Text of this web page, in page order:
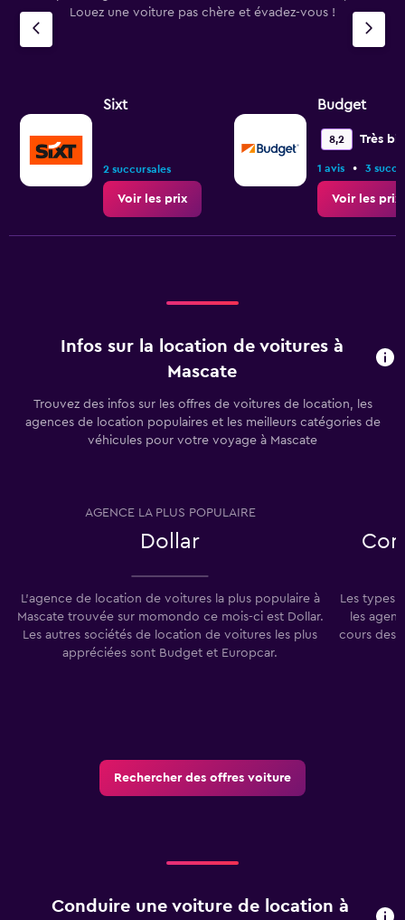
Louez une voiture pas chère et évadez-vous !
Sixt
2 succursales
Voir les prix
Budget
8,2 Très
1 avis • 3
Voir les prix
Infos sur la location de voitures à
Mascate
Trouvez des infos sur les offres de voitures de location, les
agences de location populaires et les meilleurs catégories de
véhicules pour votre voyage à Mascate
AGENCE LA PLUS POPULAIRE
Dollar
L'agence de location de voitures la plus populaire à
Mascate trouvée sur momondo ce mois-ci est Dollar.
Les autres sociétés de location de voitures les plus
appréciées sont Budget et Europcar.
Les types
les
cours des
Rechercher des offres voiture
Conduire une voiture de location à